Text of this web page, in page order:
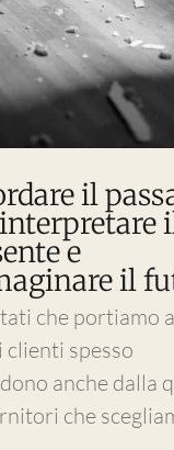
il
e
il
che portiamo
clienti spesso
anche dalla
che